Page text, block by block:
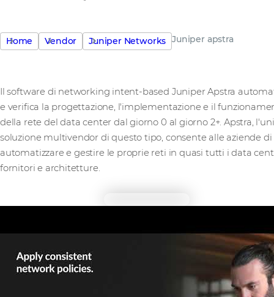
Home Vendor Juniper Networks Juniper apstra
Il software di networking intent-based Juniper Apstra
e verifica la progettazione, l'implementazione e il
della rete del data center dal giorno 0 al giorno 2+. Apstra,
soluzione multivendor di questo tipo, consente alle aziende di
automatizzare e gestire le proprie reti in quasi tutti i data
fornitori e architetture.